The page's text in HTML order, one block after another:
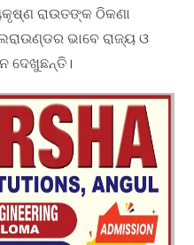
ରାଉତଙ୍କ ଠିକଣା
ଭାବେ ରାଜ୍ୟ ଓ
ଦେଖୁଛନ୍ତି।